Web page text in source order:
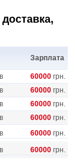
доставка,
Зарплата
60000 грн.
60000 грн.
60000 грн.
60000 грн.
60000 грн.
60000 грн.